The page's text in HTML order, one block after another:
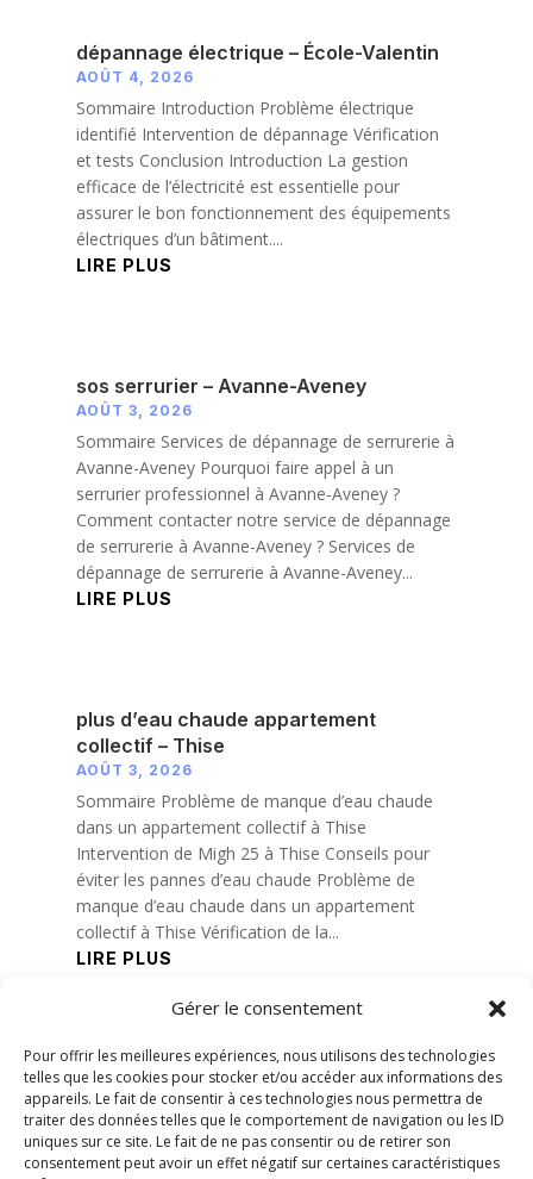
Gérer le consentement
Pour offrir les meilleures expériences, nous utilisons des technologies
telles que les cookies pour stocker et/ou accéder aux informations des
appareils. Le fait de consentir à ces technologies nous permettra de
traiter des données telles que le comportement de navigation ou les ID
uniques sur ce site. Le fait de ne pas consentir ou de retirer son
consentement peut avoir un effet négatif sur certaines caractéristiques
dépannage électrique – École-Valentin
AOÛT 4, 2026
Sommaire Introduction Problème électrique
identifié Intervention de dépannage Vérification
et tests Conclusion Introduction La gestion
efficace de l’électricité est essentielle pour
assurer le bon fonctionnement des équipements
électriques d’un bâtiment....
LIRE PLUS
sos serrurier – Avanne-Aveney
AOÛT 3, 2026
Sommaire Services de dépannage de serrurerie à
Avanne-Aveney Pourquoi faire appel à un
serrurier professionnel à Avanne-Aveney ?
Comment contacter notre service de dépannage
de serrurerie à Avanne-Aveney ? Services de
dépannage de serrurerie à Avanne-Aveney...
LIRE PLUS
plus d’eau chaude appartement
collectif – Thise
AOÛT 3, 2026
Sommaire Problème de manque d’eau chaude
dans un appartement collectif à Thise
Intervention de Migh 25 à Thise Conseils pour
éviter les pannes d’eau chaude Problème de
manque d’eau chaude dans un appartement
collectif à Thise Vérification de la...
LIRE PLUS
« Entrées précédentes